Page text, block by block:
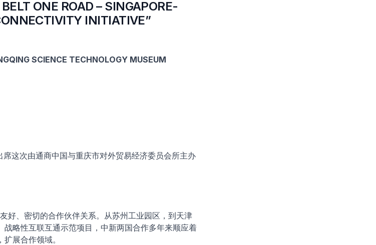
ONE ROAD – SINGAPORE-
INITIATIVE”
SCIENCE TECHNOLOGY MUSEUM
次由通商中国与重庆市对外贸易经济委员会所主办
、密切的合作伙伴关系。从苏州工业园区，到天津
略性互联互通示范项目，中新两国合作多年来顺应着
展合作领域。